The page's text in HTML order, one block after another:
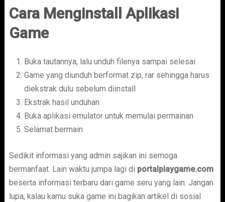
Cara Menginstall Aplikasi
Game
Buka tautannya, lalu unduh filenya sampai selesai
Game yang diunduh berformat zip, rar sehingga harus
diekstrak dulu sebelum diinstall
Ekstrak hasil unduhan
Buka aplikasi emulator untuk memulai permainan
Selamat bermain
Sedikit informasi yang admin sajikan ini semoga
bermanfaat. Lain waktu jumpa lagi di portalplaygame.com
beserta informasi terbaru dari game seru yang lain. Jangan
lupa, kalau kamu suka game ini bagikan artikel di sosial